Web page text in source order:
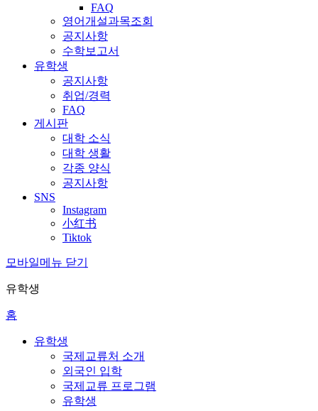
FAQ
영어개설과목조회
공지사항
수학보고서
유학생
공지사항
취업/경력
FAQ
게시판
대학 소식
대학 생활
각종 양식
공지사항
SNS
Instagram
小红书
Tiktok
모바일메뉴 닫기
유학생
홈
유학생
국제교류처 소개
외국인 입학
국제교류 프로그램
유학생